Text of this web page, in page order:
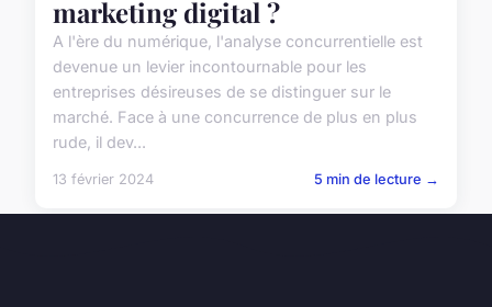
marketing digital ?
A l'ère du numérique, l'analyse concurrentielle est
devenue un levier incontournable pour les
entreprises désireuses de se distinguer sur le
marché. Face à une concurrence de plus en plus
rude, il dev...
13 février 2024 5 min de lecture →